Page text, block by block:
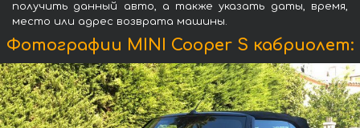
получить данный авто, а также указать даты, время,
место или адрес возврата машины.
Фотографии MINI Cooper S кабриолет: